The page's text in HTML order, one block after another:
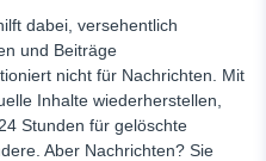
dabei, versehentlich
und Beiträge
nicht für Nachrichten. Mit
Inhalte wiederherstellen,
Stunden für gelöschte
Aber Nachrichten? Sie